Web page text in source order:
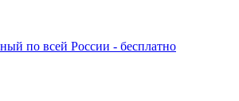
по всей России - бесплатно